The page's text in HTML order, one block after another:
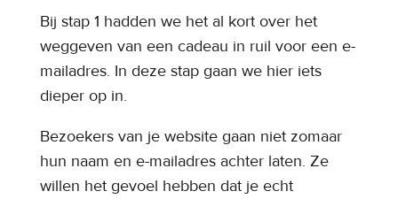
Bij stap 1 hadden we het al kort over het
weggeven van een cadeau in ruil voor een e-
mailadres. In deze stap gaan we hier iets
dieper op in.
Bezoekers van je website gaan niet zomaar
hun naam en e-mailadres achter laten. Ze
willen het gevoel hebben dat je echt